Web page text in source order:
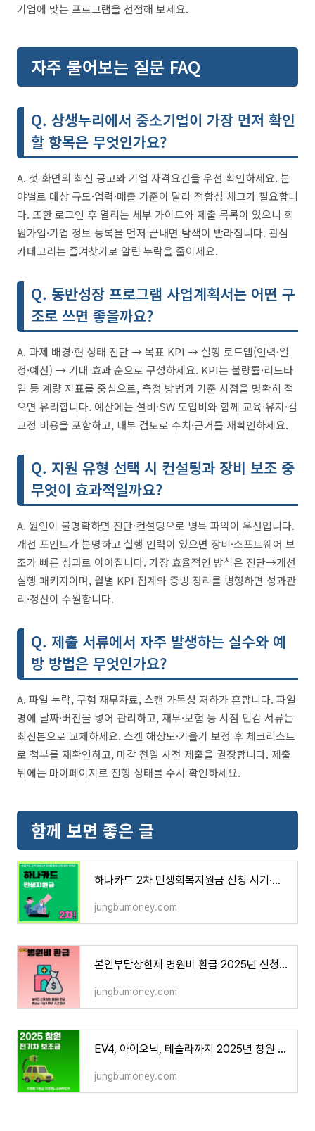
기업에 맞는 프로그램을 선점해 보세요.
자주 물어보는 질문 FAQ
Q. 상생누리에서 중소기업이 가장 먼저 확인
할 항목은 무엇인가요?
A. 첫 화면의 최신 공고와 기업 자격요건을 우선 확인하세요. 분
야별로 대상 규모·업력·매출 기준이 달라 적합성 체크가 필요합니
다. 또한 로그인 후 열리는 세부 가이드와 제출 목록이 있으니 회
원가입·기업 정보 등록을 먼저 끝내면 탐색이 빨라집니다. 관심
카테고리는 즐겨찾기로 알림 누락을 줄이세요.
Q. 동반성장 프로그램 사업계획서는 어떤 구
조로 쓰면 좋을까요?
A. 과제 배경·현 상태 진단 → 목표 KPI → 실행 로드맵(인력·일
정·예산) → 기대 효과 순으로 구성하세요. KPI는 불량률·리드타
임 등 계량 지표를 중심으로, 측정 방법과 기준 시점을 명확히 적
으면 유리합니다. 예산에는 설비·SW 도입비와 함께 교육·유지·검
교정 비용을 포함하고, 내부 검토로 수치·근거를 재확인하세요.
Q. 지원 유형 선택 시 컨설팅과 장비 보조 중
무엇이 효과적일까요?
A. 원인이 불명확하면 진단·컨설팅으로 병목 파악이 우선입니다.
개선 포인트가 분명하고 실행 인력이 있으면 장비·소프트웨어 보
조가 빠른 성과로 이어집니다. 가장 효율적인 방식은 진단→개선
실행 패키지이며, 월별 KPI 집계와 증빙 정리를 병행하면 성과관
리·정산이 수월합니다.
Q. 제출 서류에서 자주 발생하는 실수와 예
방 방법은 무엇인가요?
A. 파일 누락, 구형 재무자료, 스캔 가독성 저하가 흔합니다. 파일
명에 날짜·버전을 넣어 관리하고, 재무·보험 등 시점 민감 서류는
최신본으로 교체하세요. 스캔 해상도·기울기 보정 후 체크리스트
로 첨부를 재확인하고, 마감 전일 사전 제출을 권장합니다. 제출
뒤에는 마이페이지로 진행 상태를 수시 확인하세요.
함께 보면 좋은 글
하나카드 2차 민생회복지원금 신청 시기·방법 한눈에 확인
jungbumoney.com
본인부담상한제 병원비 환급 2025년 신청 방법 정리
jungbumoney.com
EV4, 아이오닉, 테슬라까지 2025년 창원 전기차 보조금 비교
jungbumoney.com